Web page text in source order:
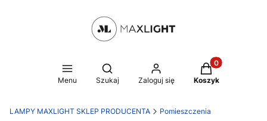
Menu
Otwórz wyszukiwarkę
Szukaj Zaloguj się
Produkty w
Koszyk
LAMPY MAXLIGHT SKLEP PRODUCENTA Pomieszczenia